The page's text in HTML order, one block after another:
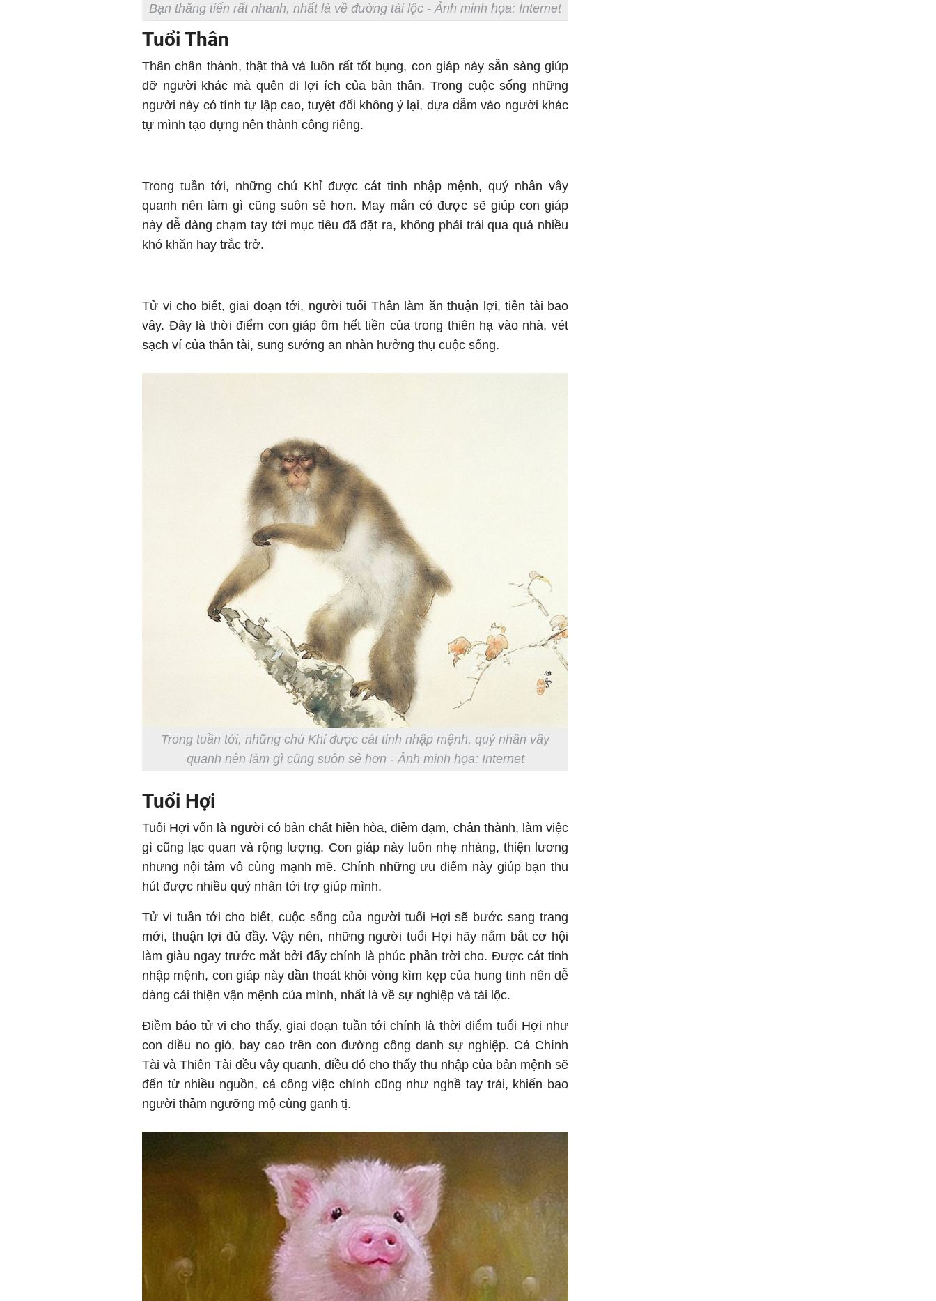
Bạn thăng tiến rất nhanh, nhất là về đường tài lộc - Ảnh minh họa: Internet
Tuổi Thân
Thân chân thành, thật thà và luôn rất tốt bụng, con giáp này sẵn sàng giúp
đỡ người khác mà quên đi lợi ích của bản thân. Trong cuộc sống những
người này có tính tự lập cao, tuyệt đối không ỷ lại, dựa dẫm vào người khác
tự mình tạo dựng nên thành công riêng.
Trong tuần tới, những chú Khỉ được cát tinh nhập mệnh, quý nhân vây
quanh nên làm gì cũng suôn sẻ hơn. May mắn có được sẽ giúp con giáp
này dễ dàng chạm tay tới mục tiêu đã đặt ra, không phải trải qua quá nhiều
khó khăn hay trắc trở.
Tử vi cho biết, giai đoạn tới, người tuổi Thân làm ăn thuận lợi, tiền tài bao
vây. Đây là thời điểm con giáp ôm hết tiền của trong thiên hạ vào nhà, vét
sạch ví của thần tài, sung sướng an nhàn hưởng thụ cuộc sống.
Trong tuần tới, những chú Khỉ được cát tinh nhập mệnh, quý nhân vây
quanh nên làm gì cũng suôn sẻ hơn - Ảnh minh họa: Internet
Tuổi Hợi
Tuổi Hợi vốn là người có bản chất hiền hòa, điềm đạm, chân thành, làm việc
gì cũng lạc quan và rộng lượng. Con giáp này luôn nhẹ nhàng, thiện lương
nhưng nội tâm vô cùng mạnh mẽ. Chính những ưu điểm này giúp bạn thu
hút được nhiều quý nhân tới trợ giúp mình.
Tử vi tuần tới cho biết, cuộc sống của người tuổi Hợi sẽ bước sang trang
mới, thuận lợi đủ đầy. Vậy nên, những người tuổi Hợi hãy nắm bắt cơ hội
làm giàu ngay trước mắt bởi đấy chính là phúc phần trời cho. Được cát tinh
nhập mệnh, con giáp này dần thoát khỏi vòng kìm kẹp của hung tinh nên dễ
dàng cải thiện vận mệnh của mình, nhất là về sự nghiệp và tài lộc.
Điềm báo tử vi cho thấy, giai đoạn tuần tới chính là thời điểm tuổi Hợi như
con diều no gió, bay cao trên con đường công danh sự nghiệp. Cả Chính
Tài và Thiên Tài đều vây quanh, điều đó cho thấy thu nhập của bản mệnh sẽ
đến từ nhiều nguồn, cả công việc chính cũng như nghề tay trái, khiến bao
người thầm ngưỡng mộ cùng ganh tị.